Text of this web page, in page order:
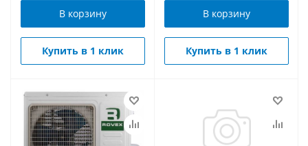
В корзину
Купить в 1 клик
В корзину
Купить в 1 клик